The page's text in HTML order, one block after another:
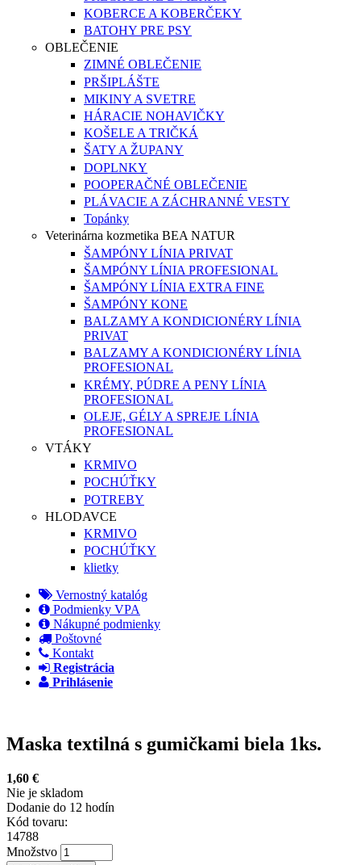
KOBERCE A KOBERČEKY
BATOHY PRE PSY
OBLEČENIE
ZIMNÉ OBLEČENIE
PRŠIPLÁŠTE
MIKINY A SVETRE
HÁRACIE NOHAVIČKY
KOŠELE A TRIČKÁ
ŠATY A ŽUPANY
DOPLNKY
POOPERAČNÉ OBLEČENIE
PLÁVACIE A ZÁCHRANNÉ VESTY
Topánky
Veterinárna kozmetika BEA NATUR
ŠAMPÓNY LÍNIA PRIVAT
ŠAMPÓNY LÍNIA PROFESIONAL
ŠAMPÓNY LÍNIA EXTRA FINE
ŠAMPÓNY KONE
BALZAMY A KONDICIONÉRY LÍNIA
PRIVAT
BALZAMY A KONDICIONÉRY LÍNIA
PROFESIONAL
KRÉMY, PÚDRE A PENY LÍNIA
PROFESIONAL
OLEJE, GÉLY A SPREJE LÍNIA
PROFESIONAL
VTÁKY
KRMIVO
POCHÚŤKY
POTREBY
HLODAVCE
KRMIVO
POCHÚŤKY
klietky
Vernostný katalóg
Podmienky VPA
Nákupné podmienky
Poštovné
Kontakt
Registrácia
Prihlásenie
Maska textilná s gumičkami biela 1ks.
1,60 €
Nie je skladom
Dodanie do 12 hodín
Kód tovaru:
14788
Množstvo